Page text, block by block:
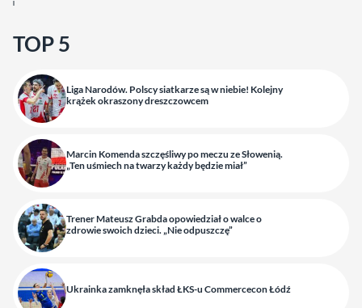
TOP 5
Liga Narodów. Polscy siatkarze są w niebie! Kolejny
krążek okraszony dreszczowcem
Marcin Komenda szczęśliwy po meczu ze Słowenią.
„Ten uśmiech na twarzy każdy będzie miał”
Trener Mateusz Grabda opowiedział o walce o
zdrowie swoich dzieci. „Nie odpuszczę”
Ukrainka zamknęła skład ŁKS-u Commercecon Łódź